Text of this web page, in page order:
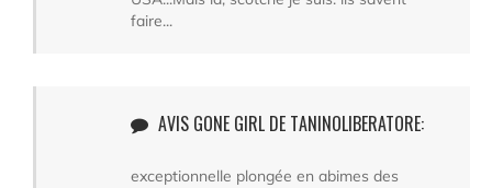
faire...
AVIS GONE GIRL DE TANINOLIBERATORE:
exceptionnelle plongée en abimes des